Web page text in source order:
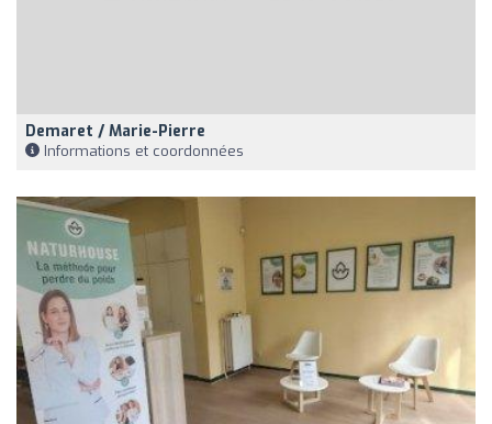
Demaret / Marie-Pierre
Informations et coordonnées